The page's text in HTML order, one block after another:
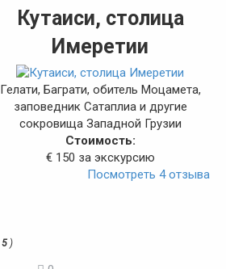
Кутаиси, столица
Имеретии
Гелати, Баграти, обитель Моцамета,
заповедник Сатаплиа и другие
сокровища Западной Грузии
Стоимость:
€ 150 за экскурсию
Посмотреть 4 отзыва
5 )